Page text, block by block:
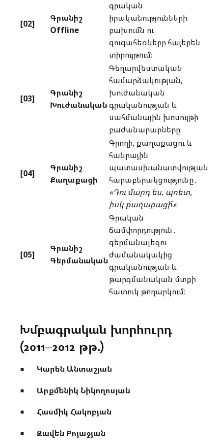
[02]
Գրանիշ
Offline
գրական
իրականությունների
բախումն ու
զուգահեռները հայերեն
տիրույթում։
[03]
Գրանիշ
Խուժանական
Գեղարվեստական
համարձակության,
խուժանական
գրականության և
սահմանային խոսույթի
բաժանարարները։
[04]
Գրանիշ
Քաղաքացի
Գրողի, քաղաքացու և
հանրային
պատասխանատվության
հարաբերակցությունը․
«Դու մարդ ես, պոետ,
իսկ քաղաքացի՞»։
[05]
Գրանիշ
Գերմանական
Գրական
ճամփորդություն․
գերմանալեզու
ժամանակակից
գրականության և
թարգմանական մտքի
հատուկ թողարկում։
Խմբագրական խորհուրդ
(2011–2012 թթ․)
Կարեն Անտաշյան
Արքմենիկ Նիկողոսյան
Հասմիկ Հակոբյան
Զավեն Բոյաջյան